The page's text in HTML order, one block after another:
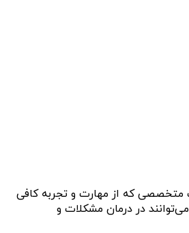
متخصصی که از مهارت و تجربه کافی
در درمان مشکلات و